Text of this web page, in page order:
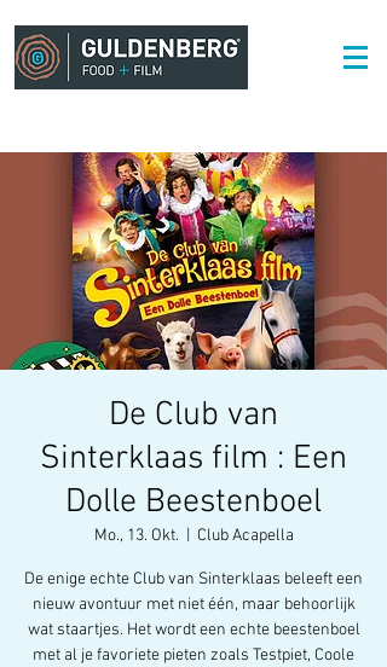
De Club van
Sinterklaas film : Een
Dolle Beestenboel
Mo., 13. Okt. Club Acapella
De enige echte Club van Sinterklaas beleeft een
nieuw avontuur met niet één, maar behoorlijk
wat staartjes. Het wordt een echte beestenboel
met al je favoriete pieten zoals Testpiet, Coole